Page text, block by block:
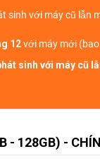
sinh với máy cũ lẫn
12với máy mới
sinh với máy cũ
- 128GB) -